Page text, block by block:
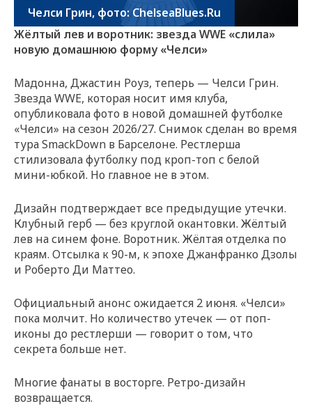
Челси Грин, фото: ChelseaBlues.Ru
Жёлтый лев и воротник: звезда WWE «слила»
новую домашнюю форму «Челси»
Мадонна, Джастин Роуз, теперь — Челси Грин.
Звезда WWE, которая носит имя клуба,
опубликовала фото в новой домашней футболке
«Челси» на сезон 2026/27. Снимок сделан во время
тура SmackDown в Барселоне. Рестлерша
стилизовала футболку под кроп-топ с белой
мини-юбкой. Но главное не в этом.
Дизайн подтверждает все предыдущие утечки.
Клубный герб — без круглой окантовки. Жёлтый
лев на синем фоне. Воротник. Жёлтая отделка по
краям. Отсылка к 90-м, к эпохе Джанфранко Дзолы
и Роберто Ди Маттео.
Официальный анонс ожидается 2 июня. «Челси»
пока молчит. Но количество утечек — от поп-
иконы до рестлерши — говорит о том, что
секрета больше нет.
Многие фанаты в восторге. Ретро-дизайн
возвращается.